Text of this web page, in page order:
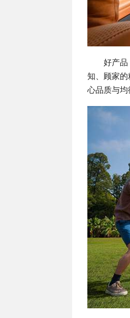
好产品
知、顾家
心品质与均